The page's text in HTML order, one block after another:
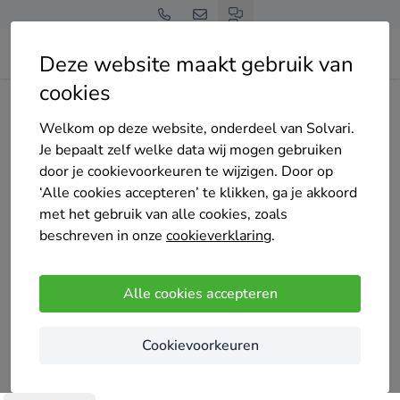
Deze website maakt gebruik van
cookies
Welkom op deze website, onderdeel van Solvari.
Je bepaalt zelf welke data wij mogen gebruiken
door je cookievoorkeuren te wijzigen. Door op
‘Alle cookies accepteren’ te klikken, ga je akkoord
met het gebruik van alle cookies, zoals
beschreven in onze cookieverklaring.
Alle cookies accepteren
Cookievoorkeuren
Home Schuifpui
Geja Kozijnen
tuindeuren, dakkapellen, schuifpuien, dakramen,